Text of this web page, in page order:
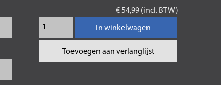
€ 54,99 (incl. BTW)
In winkelwagen
Toevoegen aan verlanglijst